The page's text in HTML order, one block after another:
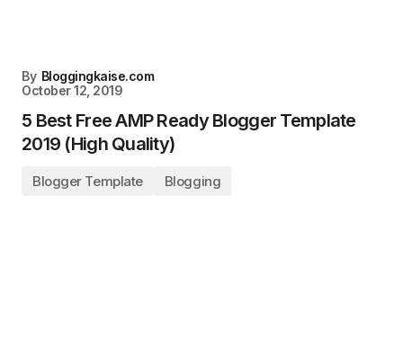
By Bloggingkaise.com
October 12, 2019
5 Best Free AMP Ready Blogger Template
2019 (High Quality)
Blogger Template Blogging